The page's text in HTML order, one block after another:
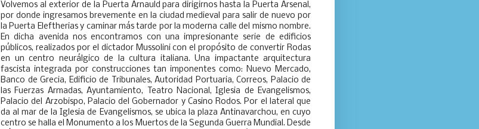
Volvemos al exterior de la Puerta Arnauld para dirigirnos hasta la Puerta Arsenal,
por donde ingresamos brevemente en la ciudad medieval para salir de nuevo por
la Puerta Eleftherias y caminar más tarde por la moderna calle del mismo nombre.
En dicha avenida nos encontramos con una impresionante serie de edificios
públicos, realizados por el dictador Mussolini con el propósito de convertir Rodas
en un centro neurálgico de la cultura italiana. Una impactante arquitectura
fascista integrada por construcciones tan imponentes como: Nuevo Mercado,
Banco de Grecia, Edificio de Tribunales, Autoridad Portuaria, Correos, Palacio de
las Fuerzas Armadas, Ayuntamiento, Teatro Nacional, Iglesia de Evangelismos,
Palacio del Arzobispo, Palacio del Gobernador y Casino Rodos. Por el lateral que
da al mar de la Iglesia de Evangelismos, se ubica la plaza Antinavarchou, en cuyo
centro se halla el Monumento a los Muertos de la Segunda Guerra Mundial. Desde